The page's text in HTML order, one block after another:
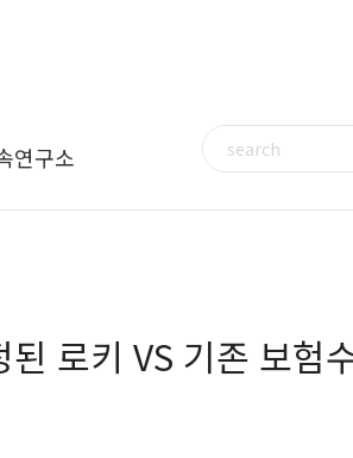
연구소
로키 VS 기존 보험